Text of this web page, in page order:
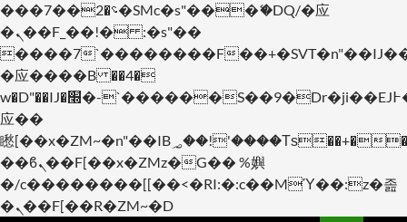
���؝�2��7�SMc�s"���ޭ�DQ/�应
�ܢ��F_��!� :�s"��
����7`��������F
�应����B ��4�
w�D"��IJ�׭�-`������S��9�Dr�ji��EJ߅��gJ�
应��
矁[��x�ZM~�n"��IB؃��!'����Тѕ��+��(m��IK�ʭ�/|
��ϐܢ��F[��x�ZMz�G�� %嬩
�/c��������[[��<�RI:�:c��MΎ��:z�졾
�ܢ��F[��R�ZM~�D